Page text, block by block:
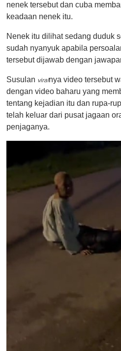
nenek tersebut dan cuba
keadaan nenek itu.
Nenek itu dilihat sedang duduk
sudah nyanyuk apabila
tersebut dijawab dengan
Susulan viralnya video tersebut
dengan video baharu yang
tentang kejadian itu dan rupa-
telah keluar dari pusat jagaan
penjaganya.